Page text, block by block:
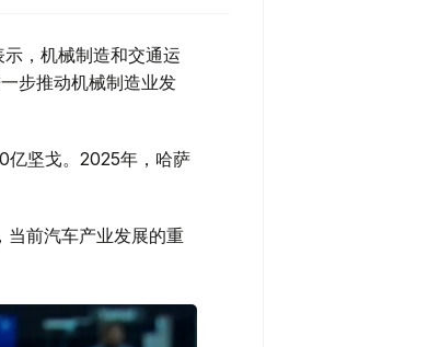
，机械制造和交通运
步推动机械制造业发
亿坚戈。2025年，哈萨
当前汽车产业发展的重